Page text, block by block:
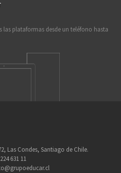
plataformas desde un teléfono hasta
Las Condes, Santiago de Chile.
631 11